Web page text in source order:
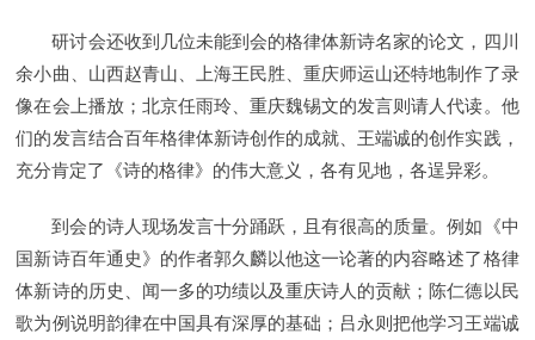
研讨会还收到几位未能到会的格律体新诗名家的论文，四川
余小曲、山西赵青山、上海王民胜、重庆师运山还特地制作了录
像在会上播放；北京任雨玲、重庆魏锡文的发言则请人代读。他
们的发言结合百年格律体新诗创作的成就、王端诚的创作实践，
充分肯定了《诗的格律》的伟大意义，各有见地，各逞异彩。
到会的诗人现场发言十分踊跃，且有很高的质量。例如《中
国新诗百年通史》的作者郭久麟以他这一论著的内容略述了格律
体新诗的历史、闻一多的功绩以及重庆诗人的贡献；陈仁德以民
歌为例说明韵律在中国具有深厚的基础；吕永则把他学习王端诚